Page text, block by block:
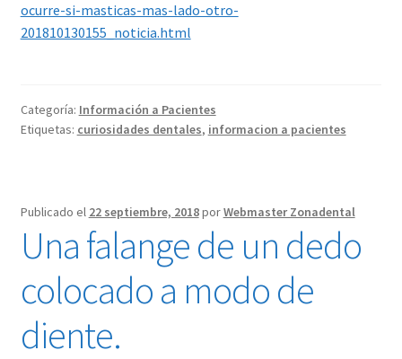
ocurre-si-masticas-mas-lado-otro-
201810130155_noticia.html
Categoría: Información a Pacientes
Etiquetas: curiosidades dentales, informacion a pacientes
Publicado el 22 septiembre, 2018porWebmaster Zonadental
Una falange de un dedo
colocado a modo de
diente.